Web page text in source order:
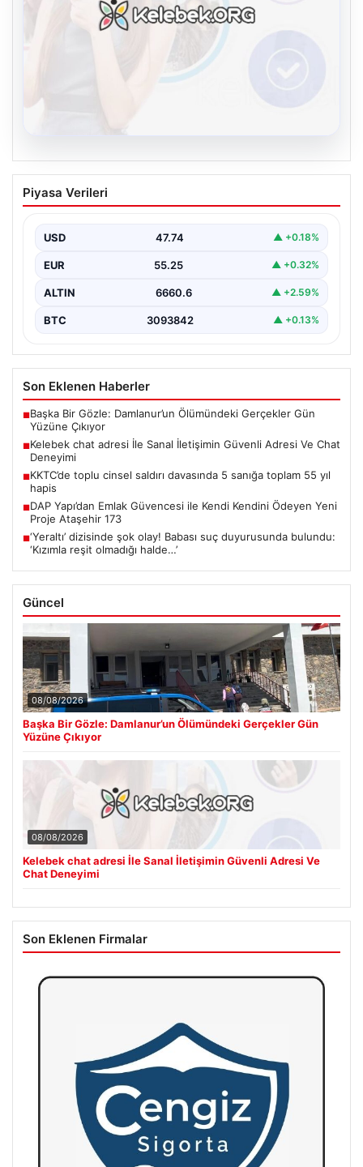
Kelebek chat adresi İle Sanal İletişimin
Güvenli Adresi Ve Chat Deneyimi
kurması ciddi bir değer barındırmaktadır. Günümüzde
birçok…
Piyasa Verileri
USD 47.74 ▲ +0.18%
EUR 55.25 ▲ +0.32%
ALTIN 6660.6 ▲ +2.59%
BTC 3093842 ▲ +0.13%
Son Eklenen Haberler
■Başka Bir Gözle: Damlanur’un Ölümündeki Gerçekler Gün
Yüzüne Çıkıyor
■Kelebek chat adresi İle Sanal İletişimin Güvenli Adresi Ve Chat
Deneyimi
■KKTC’de toplu cinsel saldırı davasında 5 sanığa toplam 55 yıl
hapis
■DAP Yapı’dan Emlak Güvencesi ile Kendi Kendini Ödeyen Yeni
Proje Ataşehir 173
■‘Yeraltı’ dizisinde şok olay! Babası suç duyurusunda bulundu:
‘Kızımla reşit olmadığı halde…’
Güncel
08/08/2026
Başka Bir Gözle: Damlanur’un Ölümündeki Gerçekler Gün
Yüzüne Çıkıyor
08/08/2026
Kelebek chat adresi İle Sanal İletişimin Güvenli Adresi Ve
Chat Deneyimi
Son Eklenen Firmalar